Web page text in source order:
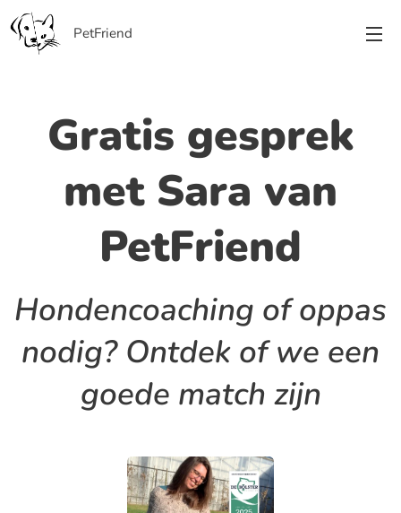
PetFriend
Gratis gesprek
met Sara van
PetFriend
Hondencoaching of oppas
nodig? Ontdek of we een
goede match zijn